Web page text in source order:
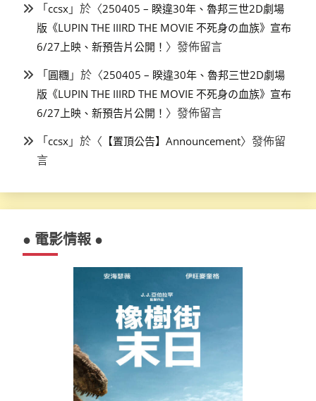
「ccsx 」於〈250405 – 睽違30年、魯邦三世2D劇場
版《LUPIN THE IIIRD THE MOVIE 不死身の血族》宣布
6/27上映、新預告片公開！ 〉發佈留言
「圓糰 」於〈250405 – 睽違30年、魯邦三世2D劇場
版《LUPIN THE IIIRD THE MOVIE 不死身の血族》宣布
6/27上映、新預告片公開！ 〉發佈留言
「ccsx 」於〈 【置頂公告】Announcement〉發佈留
言
● 電影情報 ●